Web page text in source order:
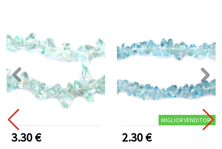
3.30 €
MIGLIOR VENDITORE
2.30 €